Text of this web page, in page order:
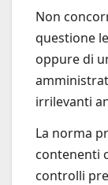
Non
questione
oppure di
irrilevanti
La norma
contenenti
controlli